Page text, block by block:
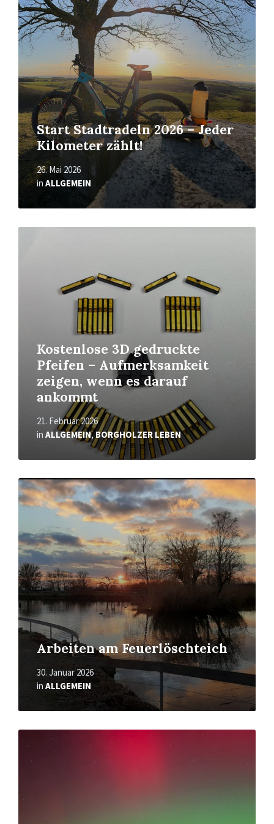
Start Stadtradeln 2026 – Jeder
Kilometer zählt!
26. Mai 2026
in ALLGEMEIN
Kostenlose 3D gedruckte
Pfeifen – Aufmerksamkeit
zeigen, wenn es darauf
ankommt
21. Februar 2026
in ALLGEMEIN,BORGHOLZER LEBEN
Mehr
Arbeiten am Feuerlöschteich
30. Januar 2026
in ALLGEMEIN
Mehr
erfahren
Mehr